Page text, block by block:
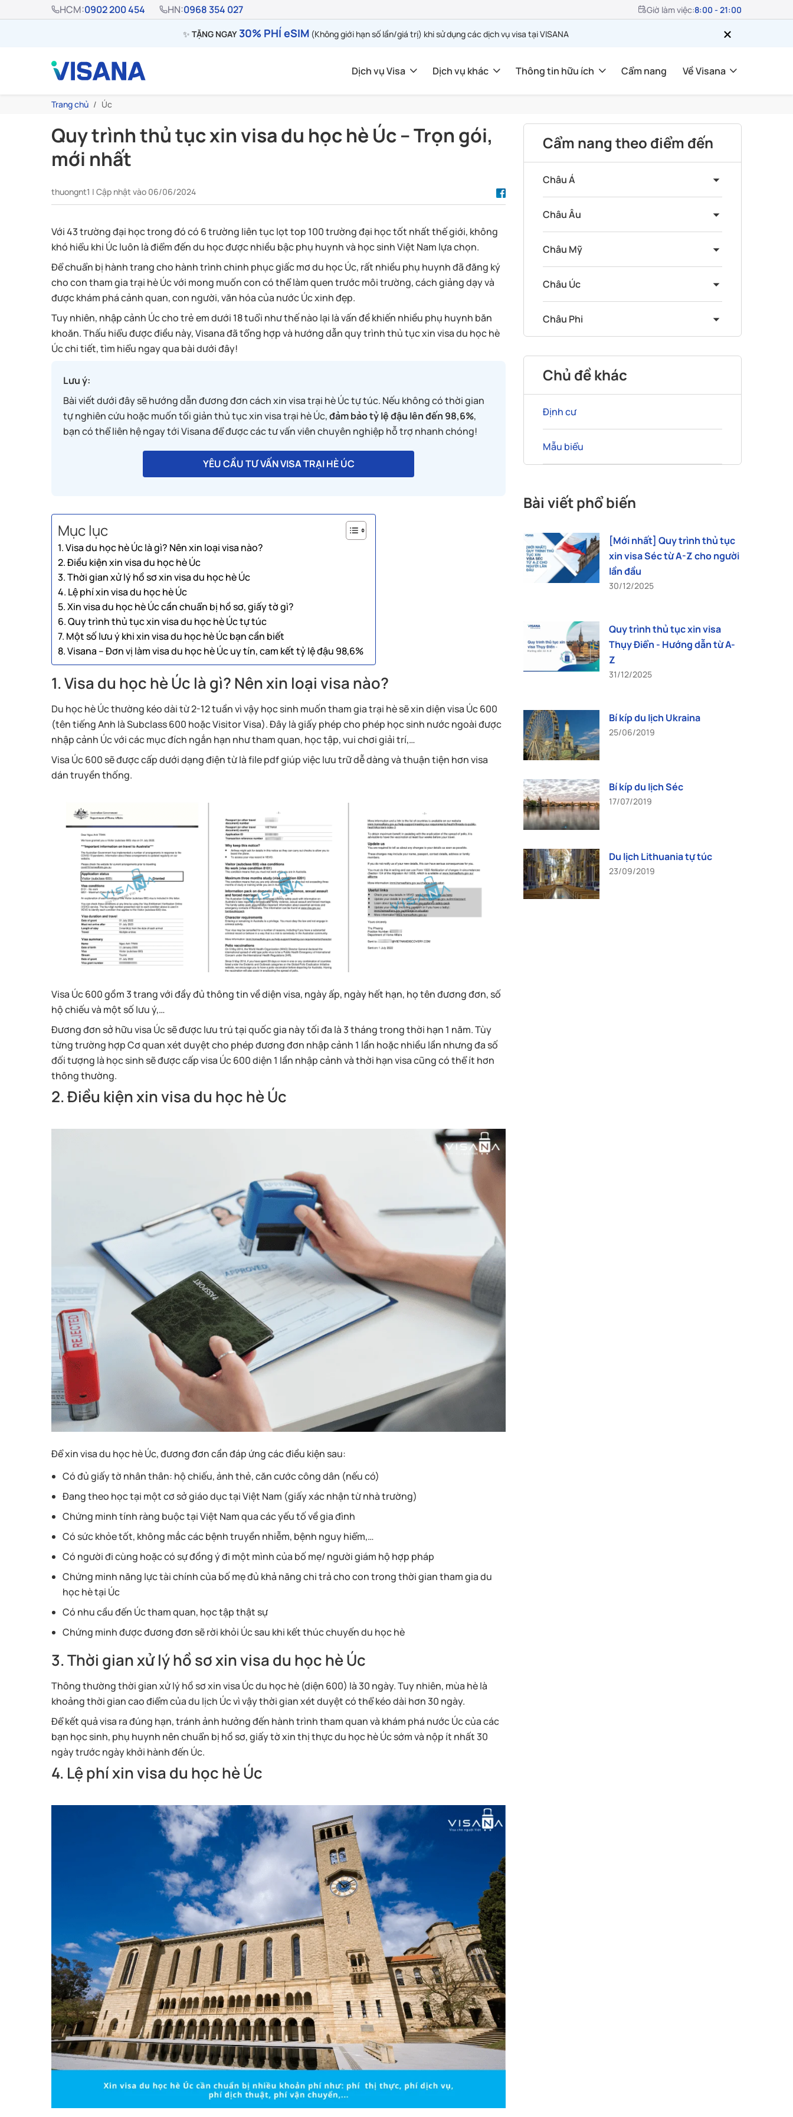
HCM:0902 200 454 HN:0968 354 027 Giờ làm việc:8:00 - 21:00
✨ TẶNG NGAY30% PHÍ eSIM (Không giới hạn số lần/giá trị) khi sử dụng các dịch vụ visa tại VISANA
Dịch vụ Visa Dịch vụ khác Thông tin hữu ích Cẩm nang Về Visana
Trang chủ Úc
Quy trình thủ tục xin visa du học hè Úc – Trọn gói,
mới nhất
thuongnt1 | Cập nhật vào 06/06/2024
Với 43 trường đại học trong đó có 6 trường liên tục lọt top 100 trường đại học tốt nhất thế giới, không
khó hiểu khi Úc luôn là điểm đến du học được nhiều bậc phụ huynh và học sinh Việt Nam lựa chọn.
Để chuẩn bị hành trang cho hành trình chinh phục giấc mơ du học Úc, rất nhiều phụ huynh đã đăng ký
cho con tham gia trại hè Úc với mong muốn con có thể làm quen trước môi trường, cách giảng dạy và
được khám phá cảnh quan, con người, văn hóa của nước Úc xinh đẹp.
Tuy nhiên, nhập cảnh Úc cho trẻ em dưới 18 tuổi như thế nào lại là vấn đề khiến nhiều phụ huynh băn
khoăn. Thấu hiểu được điều này, Visana đã tổng hợp và hướng dẫn quy trình thủ tục xin visa du học hè
Úc chi tiết, tìm hiểu ngay qua bài dưới đây!
Lưu ý:
Bài viết dưới đây sẽ hướng dẫn đương đơn cách xin visa trại hè Úc tự túc. Nếu không có thời gian
tự nghiên cứu hoặc muốn tối giản thủ tục xin visa trại hè Úc,đảm bảo tỷ lệ đậu lên đến 98,6%,
bạn có thể liên hệ ngay tới Visana để được các tư vấn viên chuyên nghiệp hỗ trợ nhanh chóng!
YÊU CẦU TƯ VẤN VISA TRẠI HÈ ÚC
Mục lục
1. Visa du học hè Úc là gì? Nên xin loại visa nào?
2. Điều kiện xin visa du học hè Úc
3. Thời gian xử lý hồ sơ xin visa du học hè Úc
4. Lệ phí xin visa du học hè Úc
5. Xin visa du học hè Úc cần chuẩn bị hồ sơ, giấy tờ gì?
6. Quy trình thủ tục xin visa du học hè Úc tự túc
7. Một số lưu ý khi xin visa du học hè Úc bạn cần biết
8. Visana – Đơn vị làm visa du học hè Úc uy tín, cam kết tỷ lệ đậu 98,6%
1. Visa du học hè Úc là gì? Nên xin loại visa nào?
Du học hè Úc thường kéo dài từ 2-12 tuần vì vậy học sinh muốn tham gia trại hè sẽ xin diện visa Úc 600
(tên tiếng Anh là Subclass 600 hoặc Visitor Visa). Đây là giấy phép cho phép học sinh nước ngoài được
nhập cảnh Úc với các mục đích ngắn hạn như tham quan, học tập, vui chơi giải trí,…
Visa Úc 600 sẽ được cấp dưới dạng điện từ là file pdf giúp việc lưu trữ dễ dàng và thuận tiện hơn visa
dán truyền thống.
Visa Úc 600 gồm 3 trang với đầy đủ thông tin về diện visa, ngày ấp, ngày hết hạn, họ tên đương đơn, số
hộ chiếu và một số lưu ý,…
Đương đơn sở hữu visa Úc sẽ được lưu trú tại quốc gia này tối đa là 3 tháng trong thời hạn 1 năm. Tùy
từng trường hợp Cơ quan xét duyệt cho phép đương đơn nhập cảnh 1 lần hoặc nhiều lần nhưng đa số
đối tượng là học sinh sẽ được cấp visa Úc 600 diện 1 lần nhập cảnh và thời hạn visa cũng có thể ít hơn
thông thường.
2. Điều kiện xin visa du học hè Úc
Để xin visa du học hè Úc, đương đơn cần đáp ứng các điều kiện sau:
Có đủ giấy tờ nhân thân: hộ chiếu, ảnh thẻ, căn cước công dân (nếu có)
Đang theo học tại một cơ sở giáo dục tại Việt Nam (giấy xác nhận từ nhà trường)
Chứng minh tính ràng buộc tại Việt Nam qua các yếu tố về gia đình
Có sức khỏe tốt, không mắc các bệnh truyền nhiễm, bệnh nguy hiểm,…
Có người đi cùng hoặc có sự đồng ý đi một mình của bố mẹ/ người giám hộ hợp pháp
Chứng minh năng lực tài chính của bố mẹ đủ khả năng chi trả cho con trong thời gian tham gia du
học hè tại Úc
Có nhu cầu đến Úc tham quan, học tập thật sự
Chứng minh được đương đơn sẽ rời khỏi Úc sau khi kết thúc chuyến du học hè
3. Thời gian xử lý hồ sơ xin visa du học hè Úc
Thông thường thời gian xử lý hồ sơ xin visa Úc du học hè (diện 600) là 30 ngày. Tuy nhiên, mùa hè là
khoảng thời gian cao điểm của du lịch Úc vì vậy thời gian xét duyệt có thể kéo dài hơn 30 ngày.
Để kết quả visa ra đúng hạn, tránh ảnh hưởng đến hành trình tham quan và khám phá nước Úc của các
bạn học sinh, phụ huynh nên chuẩn bị hồ sơ, giấy tờ xin thị thực du học hè Úc sớm và nộp ít nhất 30
ngày trước ngày khởi hành đến Úc.
4. Lệ phí xin visa du học hè Úc
Cẩm nang theo điểm đến
Châu Á
Châu Âu
Châu Mỹ
Châu Úc
Châu Phi
Chủ đề khác
Định cư
Mẫu biểu
Bài viết phổ biến
[Mới nhất] Quy trình thủ tục
xin visa Séc từ A-Z cho người
lần đầu
30/12/2025
Quy trình thủ tục xin visa
Thụy Điển - Hướng dẫn từ A-
Z
31/12/2025
Bí kíp du lịch Ukraina
25/06/2019
Bí kíp du lịch Séc
17/07/2019
Du lịch Lithuania tự túc
23/09/2019